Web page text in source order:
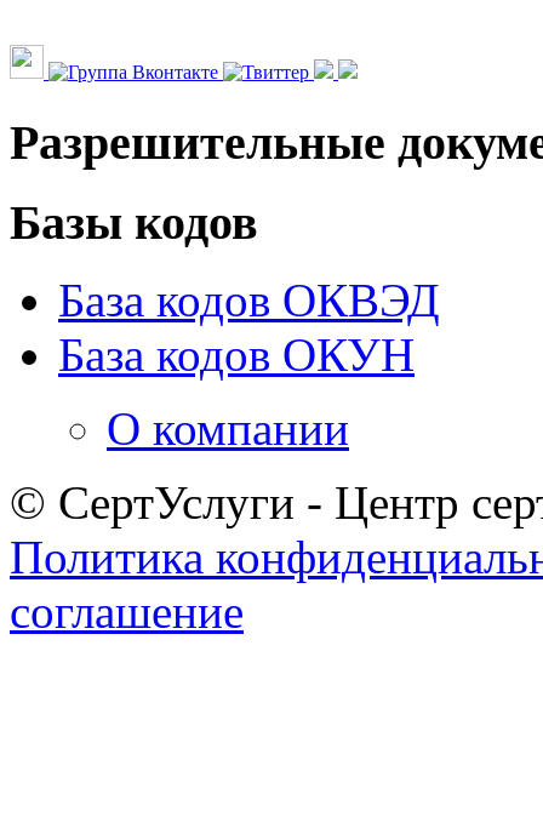
Разрешительные
Базы кодов
База кодов ОКВЭД
База кодов ОКУН
О компании
© СертУслуги - Центр
Политика
соглашение